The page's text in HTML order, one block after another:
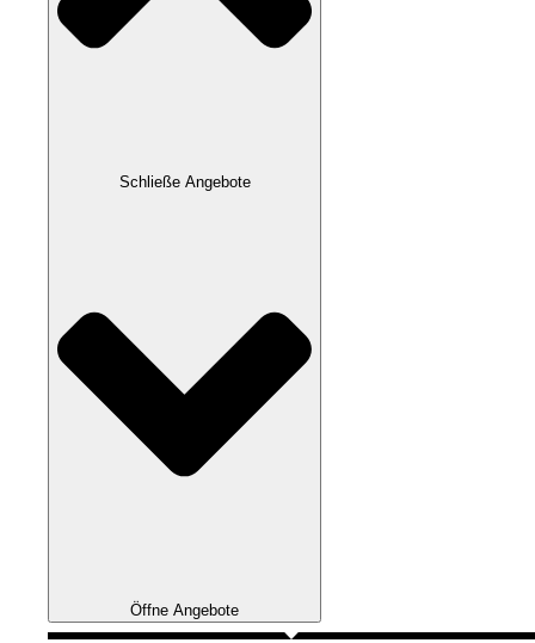
Schließe Angebote
Öffne Angebote